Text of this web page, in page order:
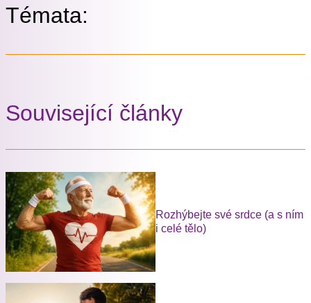
Témata:
Související články
Rozhýbejte své srdce (a s ním
i celé tělo)